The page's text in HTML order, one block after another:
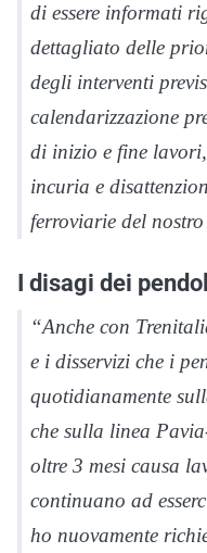
di essere informati
dettagliato delle
degli interventi
calendarizzazione
di inizio e fine
incuria e
ferroviarie del
I disagi dei
“Anche con
e i disservizi che i
quotidianamente
che sulla linea
oltre 3 mesi causa
continuano ad
ho nuovamente